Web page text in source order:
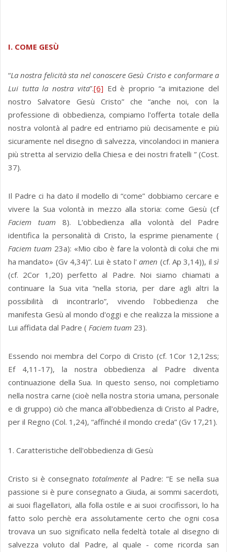
I. COME GESÙ
“La nostra felicità sta nel conoscere Gesù Cristo e conformare a
Lui tutta la nostra vita”.[6] Ed è proprio “a imitazione del
nostro Salvatore Gesù Cristo” che “anche noi, con la
professione di obbedienza, compiamo l'offerta totale della
nostra volontà al padre ed entriamo più decisamente e più
sicuramente nel disegno di salvezza, vincolandoci in maniera
più stretta al servizio della Chiesa e dei nostri fratelli ” (Cost.
37).
Il Padre ci ha dato il modello di “come” dobbiamo cercare e
vivere la Sua volontà in mezzo alla storia: come Gesù (cf
Faciem tuam 8). L'obbedienza alla volontà del Padre
identifica la personalità di Cristo, la esprime pienamente (
Faciem tuam 23a): «Mio cibo è fare la volontà di colui che mi
ha mandato» (Gv 4,34)”. Lui è stato l'amen (cf. Ap 3,14)), ilsì
(cf. 2Cor 1,20) perfetto al Padre. Noi siamo chiamati a
continuare la Sua vita “nella storia, per dare agli altri la
possibilità di incontrarlo”, vivendo l'obbedienza che
manifesta Gesù al mondo d'oggi e che realizza la missione a
Lui affidata dal Padre ( Faciem tuam 23).
Essendo noi membra del Corpo di Cristo (cf. 1Cor 12,12ss;
Ef 4,11-17), la nostra obbedienza al Padre diventa
continuazione della Sua. In questo senso, noi completiamo
nella nostra carne (cioè nella nostra storia umana, personale
e di gruppo) ciò che manca all'obbedienza di Cristo al Padre,
per il Regno (Col. 1,24), “affinché il mondo creda” (Gv 17,21).
1. Caratteristiche dell'obbedienza di Gesù
Cristo si è consegnatototalmente al Padre: “E se nella sua
passione si è pure consegnato a Giuda, ai sommi sacerdoti,
ai suoi flagellatori, alla folla ostile e ai suoi crocifissori, lo ha
fatto solo perchè era assolutamente certo che ogni cosa
trovava un suo significato nella fedeltà totale al disegno di
salvezza voluto dal Padre, al quale - come ricorda san